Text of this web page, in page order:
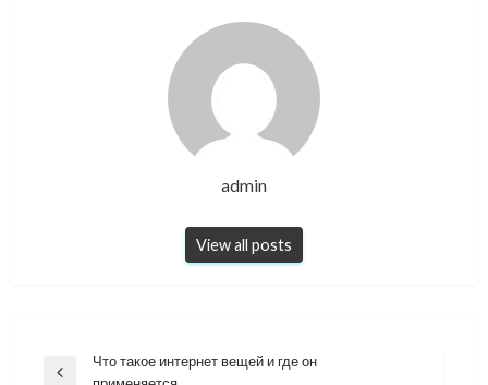
admin
View all posts
Навигация
Previous
Что такое интернет вещей и где он